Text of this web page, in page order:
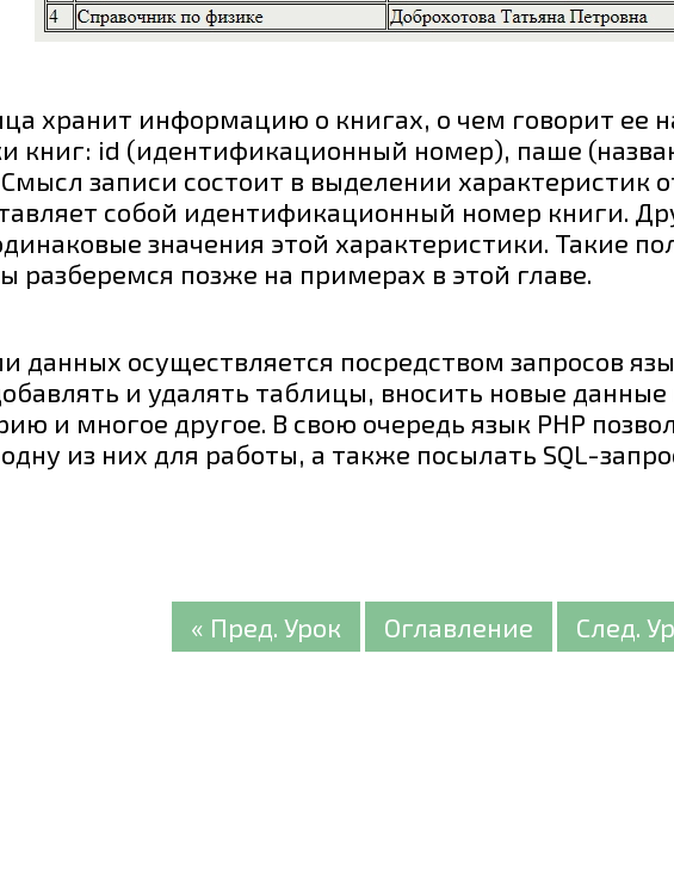
хранит информацию о книгах, о чем говорит ее
книг: id (идентификационный номер), паше
записи состоит в выделении характеристик
собой идентификационный номер книги.
значения этой характеристики. Такие
позже на примерах в этой главе.
данных осуществляется посредством запросов
и удалять таблицы, вносить новые
и многое другое. В свою очередь язык РНР
из них для работы, а также посылать SQL-
« Пред. Урок Оглавление След.